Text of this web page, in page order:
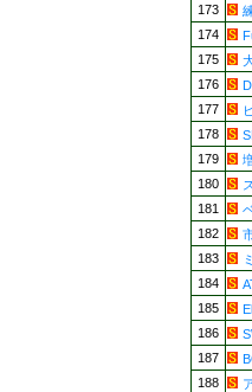
173
174
175
176
177
178
179
180
181
182
183
184
185
186
187
188